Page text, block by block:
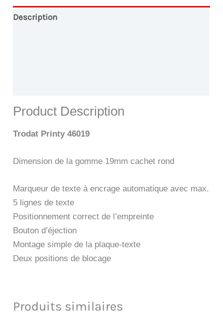
Description
Product Description
Trodat Printy 46019
Dimension de la gomme 19mm cachet rond
Marqueur de texte à encrage automatique avec max.
5 lignes de texte
Positionnement correct de l’empreinte
Bouton d’éjection
Montage simple de la plaque-texte
Deux positions de blocage
Produits similaires